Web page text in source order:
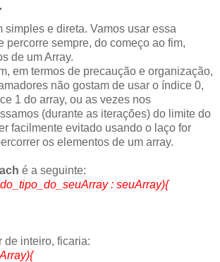
simples e direta. Vamos usar essa
percorre sempre, do começo ao fim,
de um Array.
em termos de precaução e organização,
não gostam de usar o índice 0,
1 do array, ou as vezes nos
(durante as iterações) do limite do
facilmente evitado usando o laço for
os elementos de um array.
é a seguinte:
: seuArray){
de inteiro, ficaria: